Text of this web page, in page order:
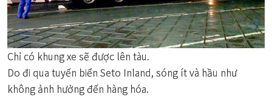
Chỉ có khung xe sẽ được lên tàu.
Do đi qua tuyến biển Seto Inland, sóng ít và hầu như
không ảnh hưởng đến hàng hóa.